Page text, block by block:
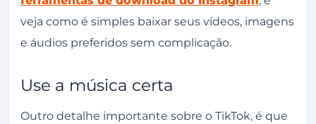
veja como é simples baixar seus vídeos, imagens
e áudios preferidos sem complicação.
Use a música certa
Outro detalhe importante sobre o TikTok, é que